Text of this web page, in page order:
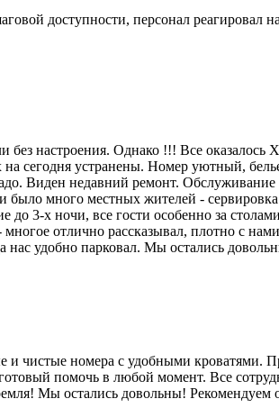
доступности, персонал реагировал
без настроения. Однако !!! Все
сегодня устранены. Номер уютный,
Виден недавний ремонт.
было много местных жителей -
до 3-х ночи, все гости особенно за
отлично рассказывал, плотно с
удобно парковал. Мы остались
чистые номера с удобными кроватями.
помочь в любой момент. Все
Мы остались довольны! Рекомендуем